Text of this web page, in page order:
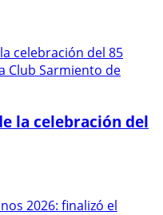
la celebración del